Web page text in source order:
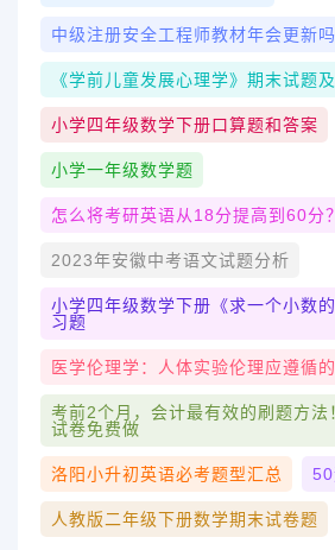
中级注册安全工程师教材年会更新吗
《学前儿童发展心理学》期末试题
小学四年级数学下册口算题和答案
小学一年级数学题
怎么将考研英语从18分提高到60分？
2023年安徽中考语文试题分析
小学四年级数学下册《求一个小数
习题
医学伦理学：人体实验伦理应遵循
考前2个月，会计最有效的刷题方法
试卷免费做
洛阳小升初英语必考题型汇总
人教版二年级下册数学期末试卷题